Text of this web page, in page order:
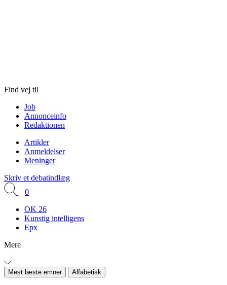
Find vej til
Job
Annonceinfo
Redaktionen
Artikler
Anmeldelser
Meninger
Skriv et debatindlæg
0
OK 26
Kunstig intelligens
Epx
Mere
Mest læste emner Alfabetisk